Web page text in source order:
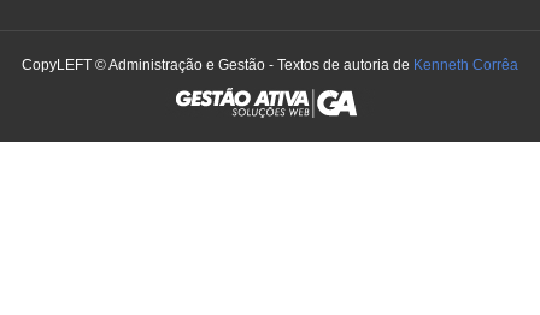
CopyLEFT © Administração e Gestão - Textos de autoria de Kenneth Corrêa